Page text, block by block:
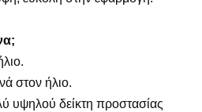
στον ήλιο.
υψηλού δείκτη προστασίας